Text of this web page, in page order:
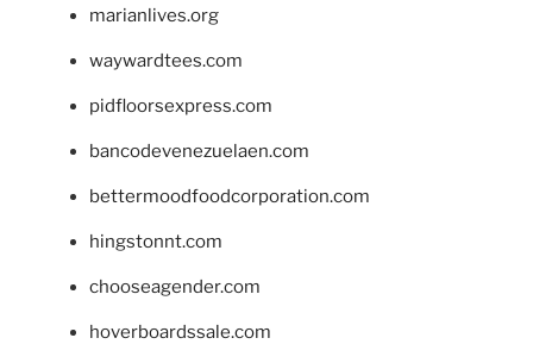
marianlives.org
waywardtees.com
pidfloorsexpress.com
bancodevenezuelaen.com
bettermoodfoodcorporation.com
hingstonnt.com
chooseagender.com
hoverboardssale.com